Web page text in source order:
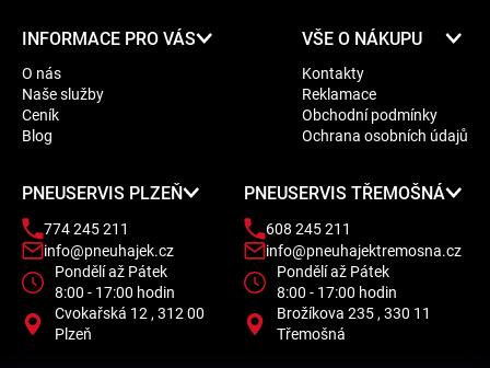
INFORMACE PRO VÁS
O nás
Naše služby
Ceník
Blog
VŠE O NÁKUPU
Kontakty
Reklamace
Obchodní podmínky
Ochrana osobních údajů
PNEUSERVIS PLZEŇ
774 245 211
info@pneuhajek.cz
Pondělí až Pátek
8:00 - 17:00 hodin
Cvokařská 12 , 312 00
Plzeň
PNEUSERVIS TŘEMOŠNÁ
608 245 211
info@pneuhajektremosna.cz
Pondělí až Pátek
8:00 - 17:00 hodin
Brožíkova 235 , 330 11
Třemošná